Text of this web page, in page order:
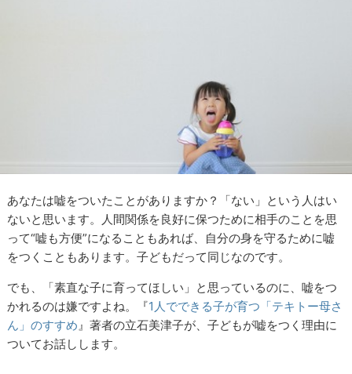
あなたは嘘をついたことがありますか？「ない」という人はい
ないと思います。人間関係を良好に保つために相手のことを思
って“嘘も方便”になることもあれば、自分の身を守るために嘘
をつくこともあります。子どもだって同じなのです。
でも、「素直な子に育ってほしい」と思っているのに、嘘をつ
かれるのは嫌ですよね。『1人でできる子が育つ「テキトー母さ
ん」のすすめ』著者の立石美津子が、子どもが嘘をつく理由に
ついてお話しします。